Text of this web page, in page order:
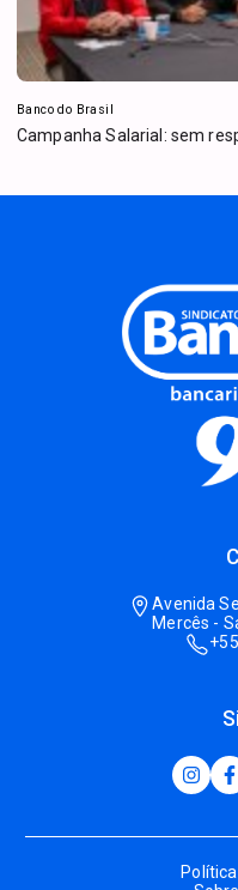
Banco do Brasil
Campanha Salarial: sem
Avenida
Mercês -